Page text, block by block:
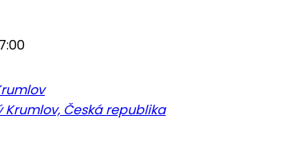
Česká republika